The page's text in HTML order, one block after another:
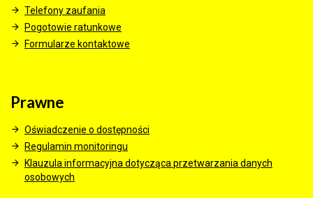
Telefony zaufania
Pogotowie ratunkowe
Formularze kontaktowe
Prawne
Oświadczenie o dostępności
Regulamin monitoringu
Klauzula informacyjna dotycząca przetwarzania danych
osobowych